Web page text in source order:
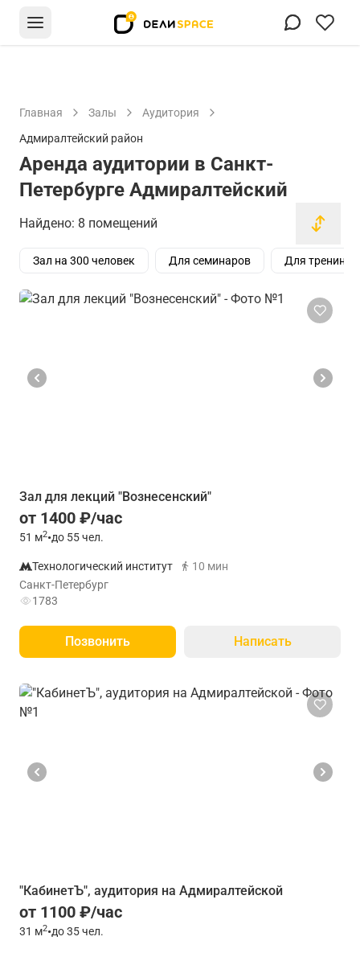
Главная Залы
Аудитория
Адмиралтейский район
Аренда аудитории в Санкт-
Петербурге Адмиралтейский
Найдено: 8 помещений
Зал на 300 человек Для семинаров Для
Зал для лекций "Вознесенский"
от 1400 ₽/час
51 м2•до 55 чел.
Технологический институт
10 мин
Санкт-Петербург
1783
Позвонить Написать
"КабинетЪ", аудитория на Адмиралтейской
от 1100 ₽/час
31 м2•до 35 чел.